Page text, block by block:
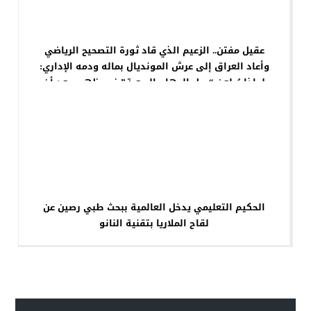
عقيل مفتن.. الزعيم الذي قاد ثورة التصحيح الرياضي
وأعاد العراق إلى عرش المونديال بماله ودمه الإداري:
لماذا يُطعن “رجل المهام الصعبة” في ظهره بعد أن
الحكيم التعليمي يدخل العالمية ببحث طبي رصين عن
لقاح الملاريا بتقنية النانو